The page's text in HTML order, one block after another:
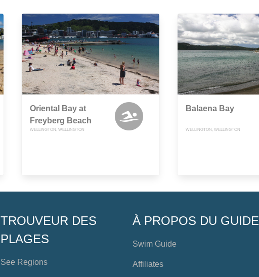
Oriental Bay at
Freyberg Beach
WELLINGTON, WELLINGTON
Balaena Bay
WELLINGTON, WELLINGTON
TROUVEUR DES
PLAGES
See Regions
À PROPOS DU GUIDE
Swim Guide
Affiliates